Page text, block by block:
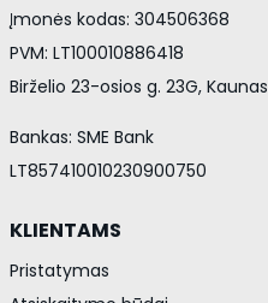
Įmonės kodas: 304506368
PVM: LT100010886418
Birželio 23-osios g. 23G, Kaunas
Bankas: SME Bank
LT857410010230900750
KLIENTAMS
Pristatymas